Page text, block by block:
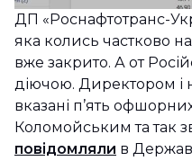
ДП «Роснафтотранс-
яка колись частково
вже закрито. А от
діючою. Директором і
вказані п’ять
Коломойським та так
повідомляли в